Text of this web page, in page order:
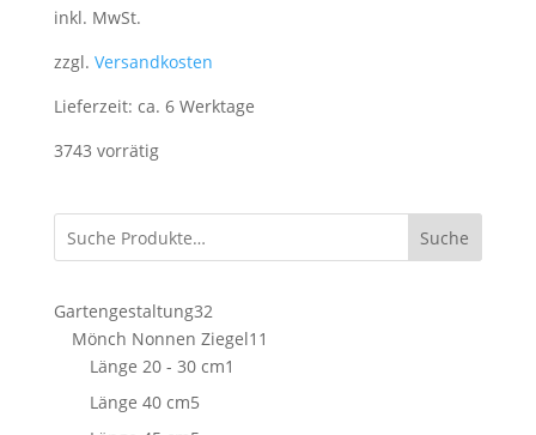
inkl. MwSt.
zzgl. Versandkosten
Lieferzeit: ca. 6 Werktage
3743 vorrätig
Suche
Gartengestaltung3232
Produkte
Mönch Nonnen Ziegel11
Länge 20 - 30 cm1
Länge 40 cm55
Produkte